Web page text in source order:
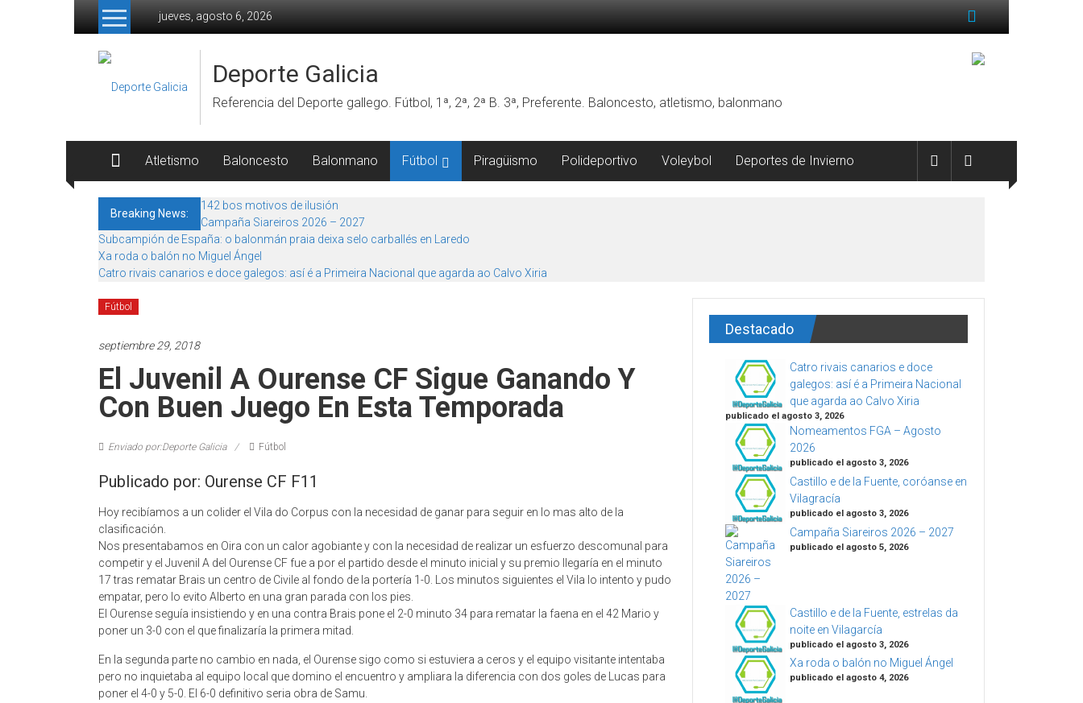
Skip to content
jueves, agosto 6, 2026
Deporte Galicia
Referencia del Deporte gallego. Fútbol, 1ª, 2ª, 2ª B. 3ª, Preferente. Baloncesto, atletismo, balonmano
Atletismo Baloncesto Balonmano Fútbol Piragüismo Polideportivo Voleybol Deportes de Invierno
Breaking News:
142 bos motivos de ilusión
Campaña Siareiros 2026 – 2027
Subcampión de España: o balonmán praia deixa selo carballés en Laredo
Xa roda o balón no Miguel Ángel
Catro rivais canarios e doce galegos: así é a Primeira Nacional que agarda ao Calvo Xiria
Fútbol
septiembre 29, 2018
El Juvenil A Ourense CF Sigue Ganando Y
Con Buen Juego En Esta Temporada
Enviado por:Deporte Galicia Fútbol
Publicado por: Ourense CF F11
Hoy recibíamos a un colider el Vila do Corpus con la necesidad de ganar para seguir en lo mas alto de la
clasificación.
Nos presentabamos en Oira con un calor agobiante y con la necesidad de realizar un esfuerzo descomunal para
competir y el Juvenil A del Ourense CF fue a por el partido desde el minuto inicial y su premio llegaría en el minuto
17 tras rematar Brais un centro de Civile al fondo de la portería 1-0. Los minutos siguientes el Vila lo intento y pudo
empatar, pero lo evito Alberto en una gran parada con los pies.
El Ourense seguía insistiendo y en una contra Brais pone el 2-0 minuto 34 para rematar la faena en el 42 Mario y
poner un 3-0 con el que finalizaría la primera mitad.
En la segunda parte no cambio en nada, el Ourense sigo como si estuviera a ceros y el equipo visitante intentaba
pero no inquietaba al equipo local que domino el encuentro y ampliara la diferencia con dos goles de Lucas para
poner el 4-0 y 5-0. El 6-0 definitivo seria obra de Samu.
Destacado
Catro rivais canarios e doce
galegos: así é a Primeira Nacional
que agarda ao Calvo Xiria
publicado el agosto 3, 2026
Nomeamentos FGA – Agosto
2026
publicado el agosto 3, 2026
Castillo e de la Fuente, coróanse en
Vilagracía
publicado el agosto 3, 2026
Campaña Siareiros 2026 – 2027
publicado el agosto 5, 2026
Castillo e de la Fuente, estrelas da
noite en Vilagarcía
publicado el agosto 3, 2026
Xa roda o balón no Miguel Ángel
publicado el agosto 4, 2026